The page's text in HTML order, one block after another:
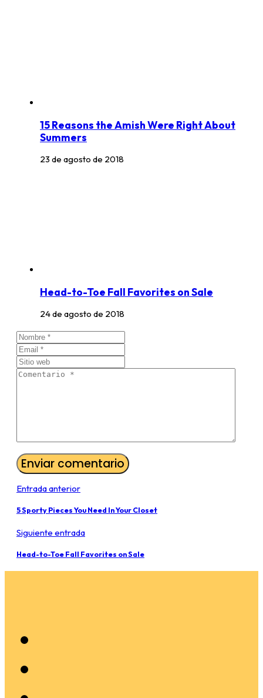
15 Reasons the Amish Were Right About
Summers
23 de agosto de 2018
Head-to-Toe Fall Favorites on Sale
24 de agosto de 2018
Entrada anterior
5 Sporty Pieces You Need In Your Closet
Siguiente entrada
Head-to-Toe Fall Favorites on Sale